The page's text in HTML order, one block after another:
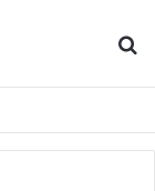
प्रभावी व्यवस्था